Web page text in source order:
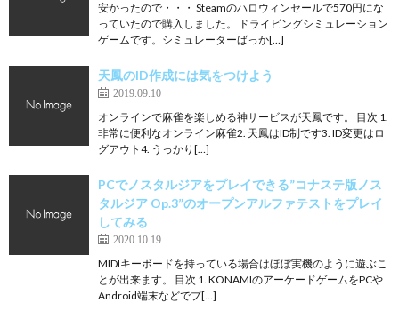
安かったので・・・ Steamのハロウィンセールで570円にな
っていたので購入しました。 ドライビングシミュレーション
ゲームです。シミュレーターばっか[…]
天鳳のID作成には気をつけよう
2019.09.10
オンラインで麻雀を楽しめる神サービスが天鳳です。 目次 1.
非常に便利なオンライン麻雀2. 天鳳はID制です3. ID変更はロ
グアウト4. うっかり[…]
PCでノスタルジアをプレイできる”コナステ版ノス
タルジア Op.3”のオープンアルファテストをプレイ
してみる
2020.10.19
MIDIキーボードを持っている場合はほぼ実機のように遊ぶこ
とが出来ます。 目次 1. KONAMIのアーケードゲームをPCや
Android端末などでプ[…]